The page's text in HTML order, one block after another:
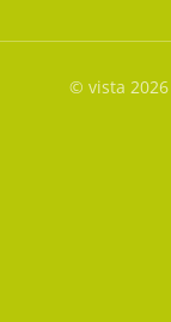
© vista 2026